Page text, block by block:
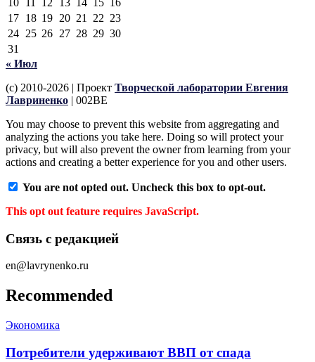
10 11 12 13 14 15 16
17 18 19 20 21 22 23
24 25 26 27 28 29 30
31
« Июл
(c) 2010-2026 | Проект Творческой лаборатории Евгения
Лавриненко | 002BE
You may choose to prevent this website from aggregating and
analyzing the actions you take here. Doing so will protect your
privacy, but will also prevent the owner from learning from your
actions and creating a better experience for you and other users.
You are not opted out. Uncheck this box to opt-out.
This opt out feature requires JavaScript.
Связь с редакцией
en@lavrynenko.ru
Recommended
Экономика
Потребители удерживают ВВП от спада